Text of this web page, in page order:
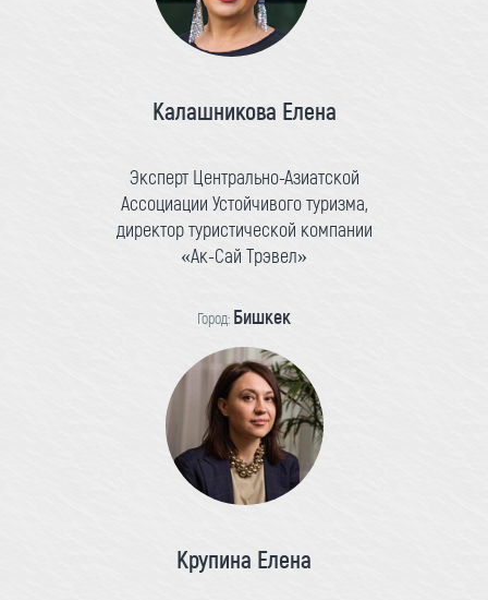
Калашникова Елена
Эксперт Центрально-Азиатской
Ассоциации Устойчивого туризма,
директор туристической компании
«Ак-Сай Трэвел»
Город: Бишкек
Крупина Елена